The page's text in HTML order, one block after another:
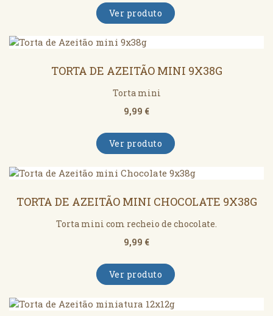
Ver produto
TORTA DE AZEITÃO MINI 9X38G
Torta mini
9,99 €
Ver produto
TORTA DE AZEITÃO MINI CHOCOLATE 9X38G
Torta mini com recheio de chocolate.
9,99 €
Ver produto